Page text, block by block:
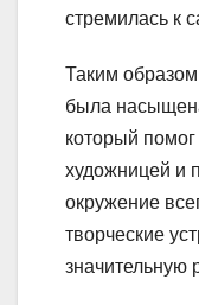
стремилась к
Таким
была
который
художницей и
окружение
творческие
значительную